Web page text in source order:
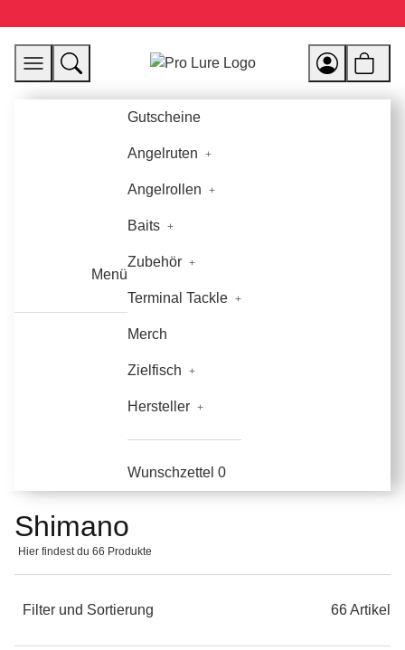
Menü
Gutscheine
Angelruten
Angelrollen
Baits
Zubehör
Terminal Tackle
Merch
Zielfisch
Hersteller
Wunschzettel 0
Shimano
Hier findest du 66 Produkte
Filter und Sortierung 66 Artikel